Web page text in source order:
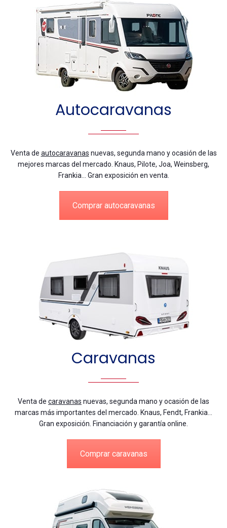
Autocaravanas
Venta de autocaravanas nuevas, segunda mano y ocasión de las
mejores marcas del mercado. Knaus, Pilote, Joa, Weinsberg,
Frankia… Gran exposición en venta.
Comprar autocaravanas
Caravanas
Venta de caravanas nuevas, segunda mano y ocasión de las
marcas más importantes del mercado. Knaus, Fendt, Frankia…
Gran exposición. Financiación y garantía online.
Comprar caravanas